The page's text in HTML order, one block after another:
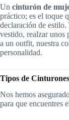
Un cinturón de
práctico; es el toque
declaración de estilo.
vestido, realzar unos
a un outfit, nuestra
personalidad.
Tipos de
Nos hemos
para que encuentres